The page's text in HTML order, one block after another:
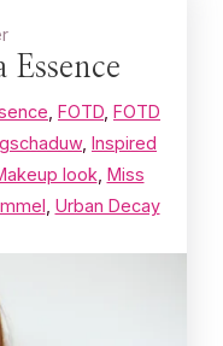
, FOTD, FOTD
, Inspired
look, Miss
, Urban Decay